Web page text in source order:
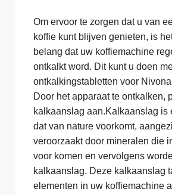
Om ervoor te zorgen dat u van
koffie kunt blijven genieten, is
belang dat uw koffiemachine
ontkalkt word. Dit kunt u doen
ontkalkingstabletten voor
Door het apparaat te ontkalken,
kalkaanslag aan.Kalkaanslag is
dat van nature voorkomt,
veroorzaakt door mineralen die
voor komen en vervolgens
kalkaanslag. Deze kalkaanslag
elementen in uw koffiemachine